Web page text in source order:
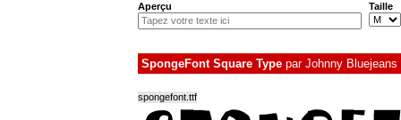
Aperçu Taille
SpongeFont Square Type par Johnny Bluejeans
spongefont.ttf